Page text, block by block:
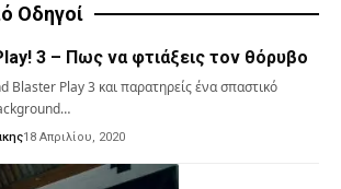
Οδηγοί
3 – Πως να φτιάξεις τον θόρυβο
Blaster Play 3 και παρατηρείς ένα σπαστικό
18 Απριλίου, 2020